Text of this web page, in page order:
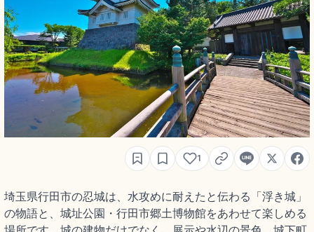
1
埼玉県行田市の忍城は、水攻めに耐えたと伝わる「浮き城」
の物語と、城址公園・行田市郷土博物館をあわせて楽しめる